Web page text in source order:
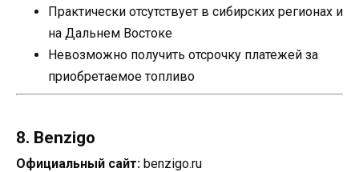
Практически отсутствует в сибирских регионах и
на Дальнем Востоке
Невозможно получить отсрочку платежей за
приобретаемое топливо
8. Benzigo
Официальный сайт: benzigo.ru